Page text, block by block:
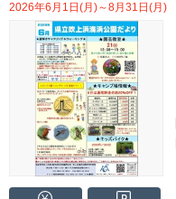
2026年6月1日(月)～8月31日(月)